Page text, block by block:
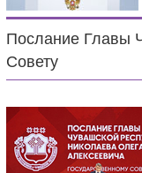
Послание Главы
Совету